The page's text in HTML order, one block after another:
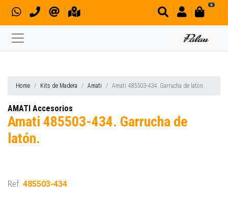
0
Home Kits de Madera Amati Amati 485503-434. Garrucha de latón.
AMATI Accesorios
Amati 485503-434. Garrucha de
latón.
Ref. 485503-434